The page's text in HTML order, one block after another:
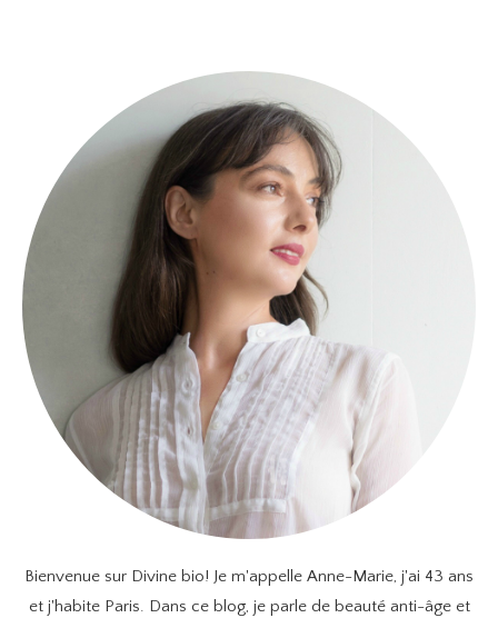
Bienvenue sur Divine bio! Je m'appelle Anne-Marie, j'ai 43 ans
et j'habite Paris. Dans ce blog, je parle de beauté anti-âge et